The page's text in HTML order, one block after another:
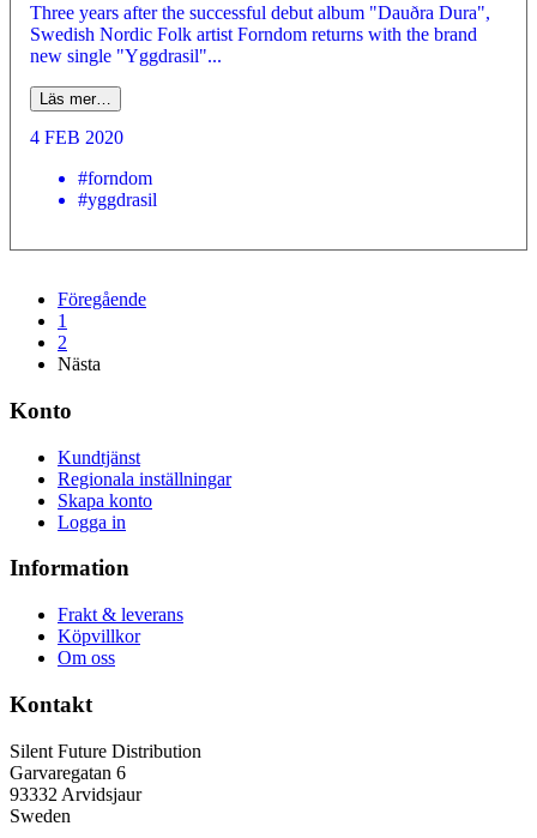
Three years after the successful debut album "Dauðra Dura",
Swedish Nordic Folk artist Forndom returns with the brand
new single "Yggdrasil"...
Läs mer…
4 FEB 2020
#forndom
#yggdrasil
Föregående
1
2
Nästa
Konto
Kundtjänst
Regionala inställningar
Skapa konto
Logga in
Information
Frakt & leverans
Köpvillkor
Om oss
Kontakt
Silent Future Distribution
Garvaregatan 6
93332 Arvidsjaur
Sweden